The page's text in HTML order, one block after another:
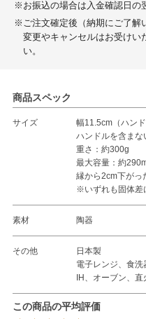
※お振込の場合は入金確認日の
※ご注文確定後（納期にご了解
変更やキャンセルはお受けい
い。
商品スペック
サイズ
幅11.5cm（ハン
ハンドルを含ま
重さ：約300g
最大容量：約
縁から2cm下がっ
※いずれも固体差
素材 陶器
その他
日本製
電子レンジ、食洗
IH、オーブン、直